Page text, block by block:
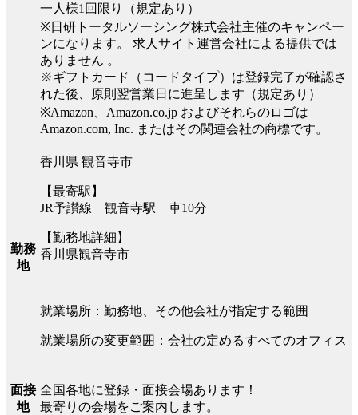
一人様1回限り（規定あり）
※日研トータルソーシング株式会社主催のキャンペー
ンになります。 求人サイト運営会社による提供では
ありません 。
※ギフトカード（コードタイプ）は登録完了が確認さ
れた後、原則翌営業日に進呈します（規定あり）
※Amazon、Amazon.co.jp およびそれらのロゴは
Amazon.com, Inc. またはその関連会社の商標です。
勤務
地
香川県 観音寺市
【最寄駅】
JR予讃線 観音寺駅 車10分
【勤務地詳細】
香川県観音寺市
就業場所：勤務地、その他会社が指定する範囲
就業場所の変更範囲：会社の定めるすべてのオフィス
面接
地
全国各地に登録・面接会場あります！
最寄りの会場をご案内します。